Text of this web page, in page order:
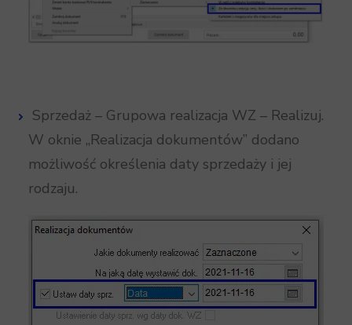
Sprzedaż – Grupowa realizacja WZ – Realizuj.
W oknie „Realizacja dokumentów” dodano
możliwość określenia daty sprzedaży i jej
rodzaju.